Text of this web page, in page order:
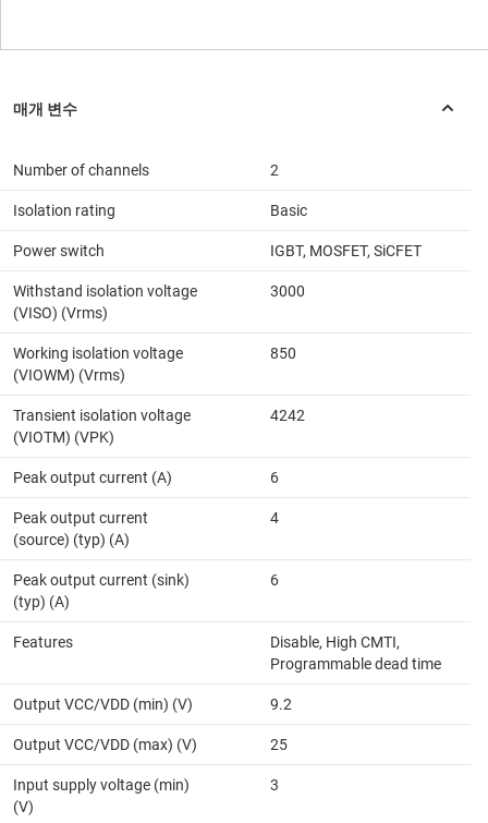
Number of channels 2
Isolation rating Basic
Power switch IGBT, MOSFET, SiCFET
Withstand isolation voltage
(VISO) (Vrms)
3000
Working isolation voltage
(VIOWM) (Vrms)
850
Transient isolation voltage
(VIOTM) (VPK)
4242
Peak output current (A) 6
Peak output current
(source) (typ) (A)
4
Peak output current (sink)
(typ) (A)
6
Features
Disable, High CMTI,
Programmable dead time
Output VCC/VDD (min) (V) 9.2
Output VCC/VDD (max) (V) 25
Input supply voltage (min)
(V)
3